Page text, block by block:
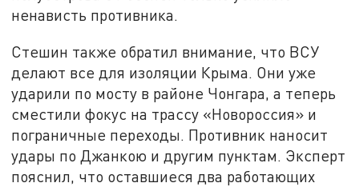
ненависть противника.
Стешин также обратил внимание, что ВСУ
делают все для изоляции Крыма. Они уже
ударили по мосту в районе Чонгара, а теперь
сместили фокус на трассу «Новороссия» и
пограничные переходы. Противник наносит
удары по Джанкою и другим пунктам. Эксперт
пояснил, что оставшиеся два работающих